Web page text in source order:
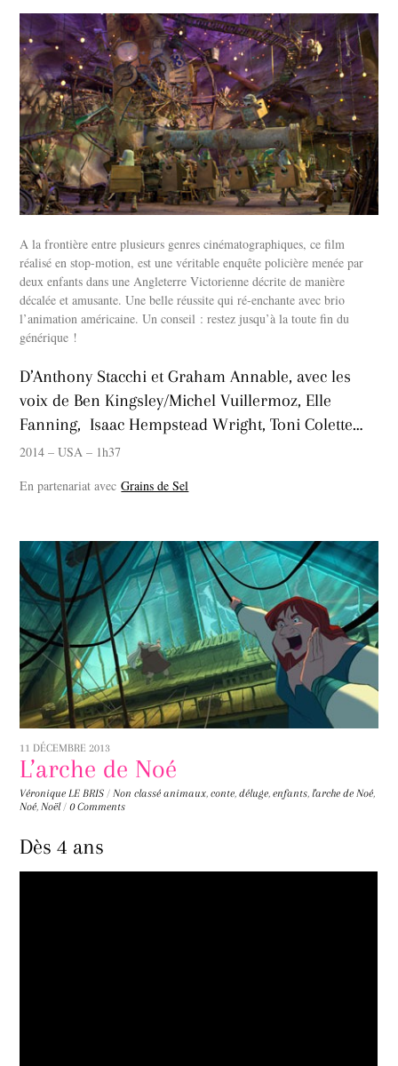
A la frontière entre plusieurs genres cinématographiques, ce film
réalisé en stop-motion, est une véritable enquête policière menée par
deux enfants dans une Angleterre Victorienne décrite de manière
décalée et amusante. Une belle réussite qui ré-enchante avec brio
l’animation américaine. Un conseil : restez jusqu’à la toute fin du
générique !
D’Anthony Stacchi et Graham Annable, avec les
voix de Ben Kingsley/Michel Vuillermoz, Elle
Fanning, Isaac Hempstead Wright, Toni Colette…
2014 – USA – 1h37
En partenariat avecGrains de Sel
11 DÉCEMBRE 2013
L’arche de Noé
Véronique LE BRIS / Non classé animaux,conte,déluge,enfants,l'arche de Noé,
Noé,Noël / 0 Comments
Dès 4 ans